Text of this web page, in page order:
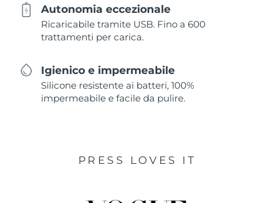
Autonomia eccezionale
Ricaricabile tramite USB. Fino a 600
trattamenti per carica.
Igienico e impermeabile
Silicone resistente ai batteri, 100%
impermeabile e facile da pulire.
PRESS LOVES IT